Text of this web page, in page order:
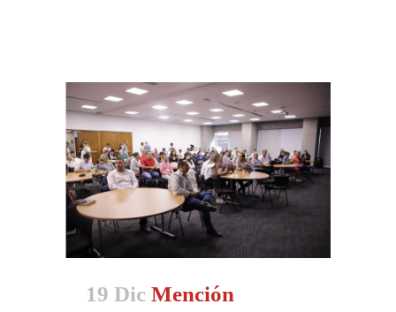
19 Dic Mención